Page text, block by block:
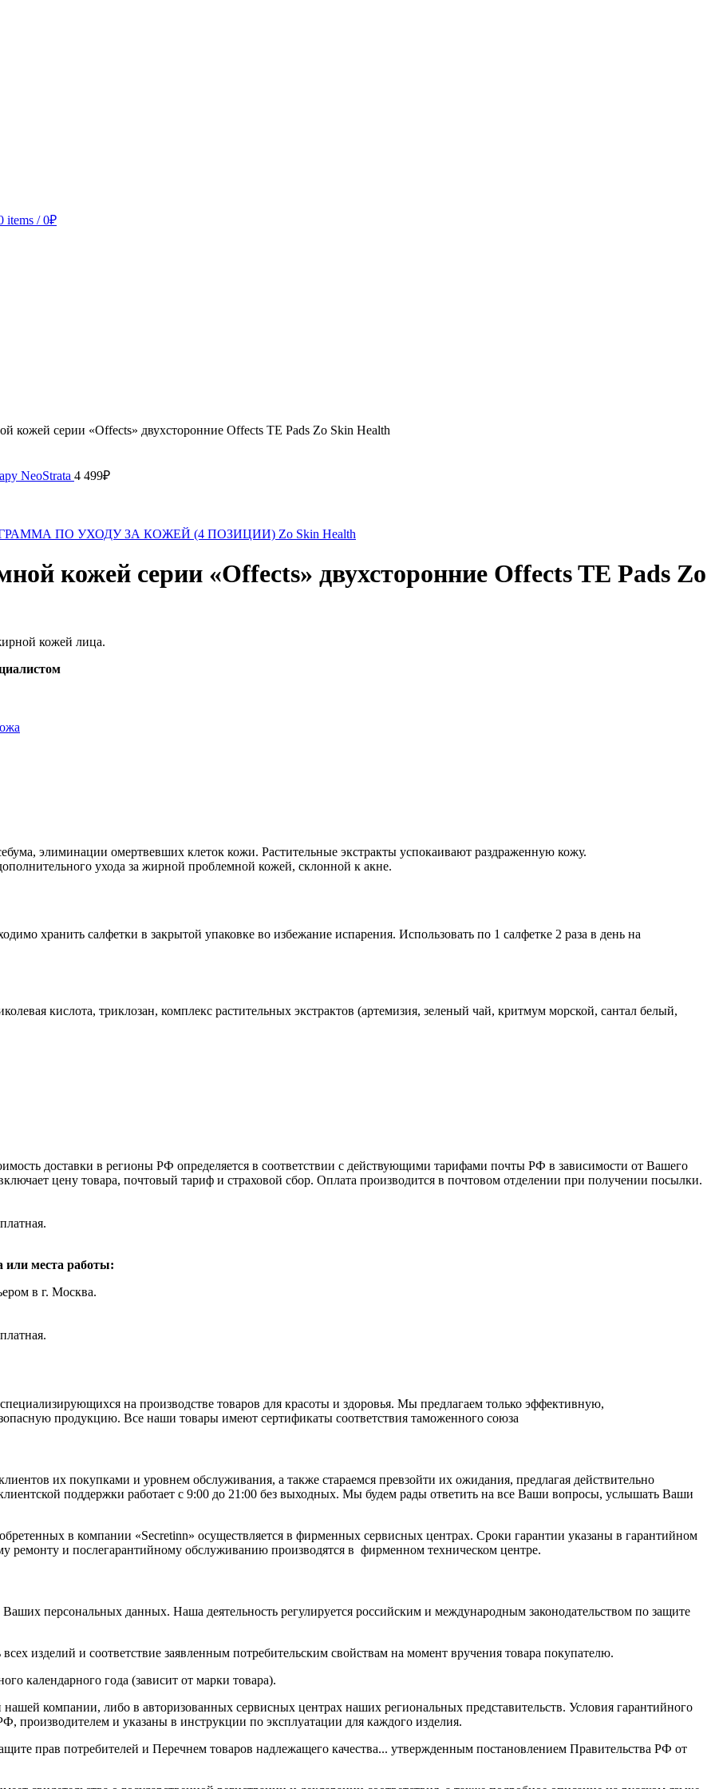
items / 0₽
кожей серии «Offects» двухсторонние Offects TE Pads Zo Skin Health
NeoStrata 4 499₽
ПО УХОДУ ЗА КОЖЕЙ (4 ПОЗИЦИИ) Zo Skin Health
кожей серии «Offects» двухсторонние Offects TE Pads Zo
кожей лица.
элиминации омертвевших клеток кожи. Растительные экстракты успокаивают раздраженную кожу.
ухода за жирной проблемной кожей, склонной к акне.
хранить салфетки в закрытой упаковке во избежание испарения. Использовать по 1 салфетке 2 раза в день на
кислота, триклозан, комплекс растительных экстрактов (артемизия, зеленый чай, критмум морской, сантал белый,
доставки в регионы РФ определяется в соответствии с действующими тарифами почты РФ в зависимости от Вашего
цену товара, почтовый тариф и страховой сбор. Оплата производится в почтовом отделении при получении посылки.
или места работы:
в г. Москва.
на производстве товаров для красоты и здоровья. Мы предлагаем только эффективную,
продукцию. Все наши товары имеют сертификаты соответствия таможенного союза
их покупками и уровнем обслуживания, а также стараемся превзойти их ожидания, предлагая действительно
поддержки работает с 9:00 до 21:00 без выходных. Мы будем рады ответить на все Ваши вопросы, услышать Ваши
в компании «Secretinn» осуществляется в фирменных сервисных центрах. Сроки гарантии указаны в гарантийном
ремонту и послегарантийному обслуживанию производятся в фирменном техническом центре.
персональных данных. Наша деятельность регулируется российским и международным законодательством по защите
изделий и соответствие заявленным потребительским свойствам на момент вручения товара покупателю.
календарного года (зависит от марки товара).
компании, либо в авторизованных сервисных центрах наших региональных представительств. Условия гарантийного
производителем и указаны в инструкции по эксплуатации для каждого изделия.
прав потребителей и Перечнем товаров надлежащего качества... утвержденным постановлением Правительства РФ от